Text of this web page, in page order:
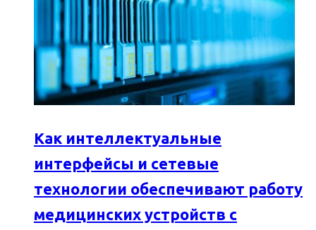
Как интеллектуальные
интерфейсы и сетевые
технологии обеспечивают работу
медицинских устройств с